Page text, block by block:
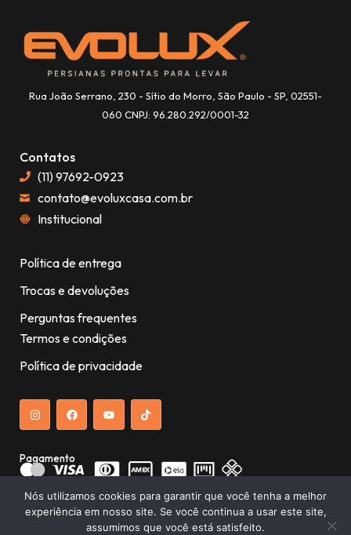
Rua João Serrano, 230 - Sítio do Morro, São Paulo - SP, 02551-
060 CNPJ: 96.280.292/0001-32
Contatos
(11) 97692-0923
contato@evoluxcasa.com.br
Institucional
Política de entrega
Trocas e devoluções
Perguntas frequentes
Termos e condições
Política de privacidade
Pagamento
Nós utilizamos cookies para garantir que você tenha a melhor
experiência em nosso site. Se você continua a usar este site,
assumimos que você está satisfeito.